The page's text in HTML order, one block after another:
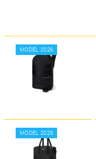
MODEL 2026
MODEL 2026